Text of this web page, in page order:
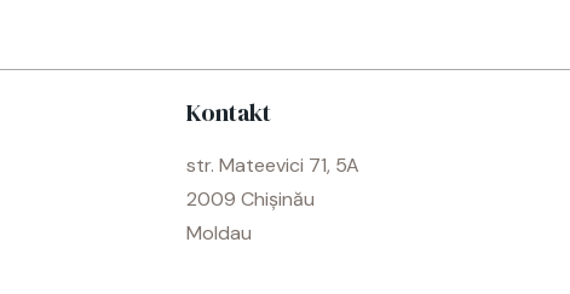
Kontakt
str. Mateevici 71, 5A
2009 Chișinău
Moldau